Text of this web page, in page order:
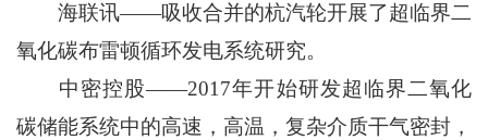
海联讯——吸收合并的杭汽轮开展了超临界二
氧化碳布雷顿循环发电系统研究。
中密控股——2017年开始研发超临界二氧化
碳储能系统中的高速，高温，复杂介质干气密封，